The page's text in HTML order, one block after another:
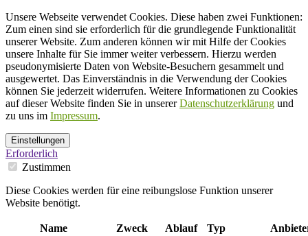
Unsere Webseite verwendet Cookies. Diese haben zwei Funktionen:
Zum einen sind sie erforderlich für die grundlegende Funktionalität
unserer Website. Zum anderen können wir mit Hilfe der Cookies
unsere Inhalte für Sie immer weiter verbessern. Hierzu werden
pseudonymisierte Daten von Website-Besuchern gesammelt und
ausgewertet. Das Einverständnis in die Verwendung der Cookies
können Sie jederzeit widerrufen. Weitere Informationen zu Cookies
auf dieser Website finden Sie in unsererDatenschutzerklärung und
zu uns im Impressum.
Einstellungen
Erforderlich
Zustimmen
Diese Cookies werden für eine reibungslose Funktion unserer
Website benötigt.
Name Zweck Ablauf Typ